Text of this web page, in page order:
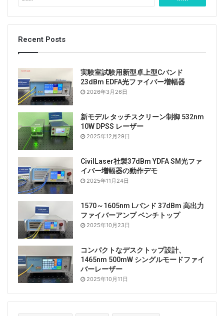
索
:
Recent Posts
実験室試験用新型卓上型Cバンド
23dBm EDFA光ファイバー増幅器
2026年3月26日
新モデル タッチスクリーン制御 532nm
10W DPSS レーザー
2025年12月29日
CivilLaser社製37dBm YDFA SM光ファ
イバー増幅器の動作デモ
2025年11月24日
1570～1605nm Lバンド 37dBm 高出力
ファイバーアンプ ベンチトップ
2025年10月23日
コンパクトなデスクトップ設計、
1465nm 500mW シングルモードファイ
バーレーザー
2025年10月11日